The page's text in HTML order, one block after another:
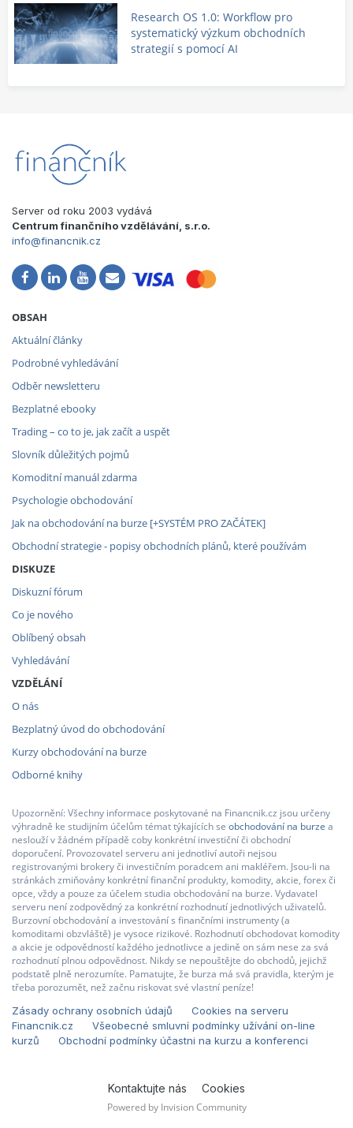
Research OS 1.0: Workflow pro
systematický výzkum obchodních
strategií s pomocí AI
Server od roku 2003 vydává
Centrum finančního vzdělávání, s.r.o.
info@financnik.cz
OBSAH
Aktuální články
Podrobné vyhledávání
Odběr newsletteru
Bezplatné ebooky
Trading – co to je, jak začít a uspět
Slovník důležitých pojmů
Komoditní manuál zdarma
Psychologie obchodování
Jak na obchodování na burze [+SYSTÉM PRO ZAČÁTEK]
Obchodní strategie - popisy obchodních plánů, které používám
DISKUZE
Diskuzní fórum
Co je nového
Oblíbený obsah
Vyhledávání
VZDĚLÁNÍ
O nás
Bezplatný úvod do obchodování
Kurzy obchodování na burze
Odborné knihy
Upozornění: Všechny informace poskytované na Financnik.cz jsou určeny
výhradně ke studijním účelům témat týkajících se obchodování na burze a
neslouží v žádném případě coby konkrétní investiční či obchodní
doporučení. Provozovatel serveru ani jednotliví autoři nejsou
registrovanými brokery či investičním poradcem ani makléřem. Jsou-li na
stránkách zmiňovány konkrétní finanční produkty, komodity, akcie, forex či
opce, vždy a pouze za účelem studia obchodování na burze. Vydavatel
serveru není zodpovědný za konkrétní rozhodnutí jednotlivých uživatelů.
Burzovní obchodování a investování s finančními instrumenty (a
komoditami obzvláště) je vysoce rizikové. Rozhodnutí obchodovat komodity
a akcie je odpovědností každého jednotlivce a jedině on sám nese za svá
rozhodnutí plnou odpovědnost. Nikdy se nepouštějte do obchodů, jejichž
podstatě plně nerozumíte. Pamatujte, že burza má svá pravidla, kterým je
třeba porozumět, než začnu riskovat své vlastní peníze!
Zásady ochrany osobních údajů
Cookies na serveru
Financnik.cz
Všeobecné smluvní podmínky užívání on-line
kurzů
Obchodní podmínky účastni na kurzu a konferenci
Kontaktujte nás
Cookies
Powered by Invision Community